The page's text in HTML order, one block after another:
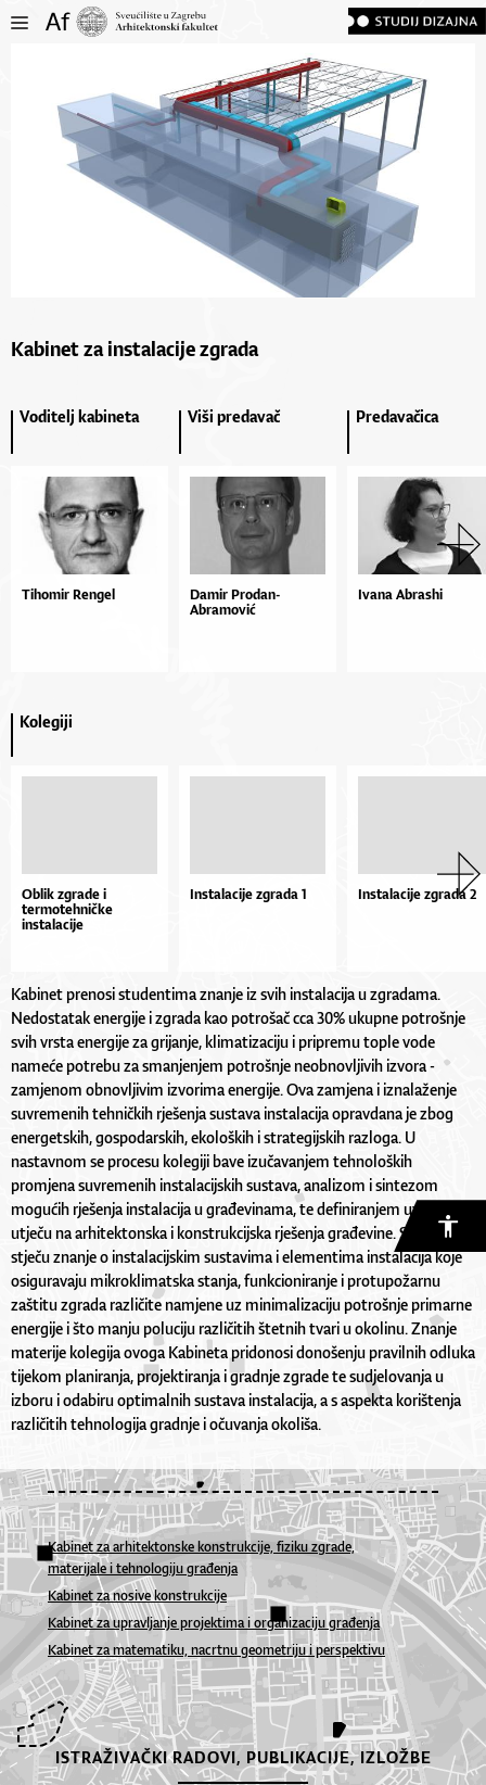
Kabinet za instalacije zgrada
Voditelj kabineta
Tihomir Rengel
Viši predavač
Damir Prodan-
Abramović
Predavačica
Ivana Abrashi
Kolegiji
Oblik zgrade i
termotehničke
instalacije
Instalacije zgrada 1 Instalacije zgrada 2
Kabinet prenosi studentima znanje iz svih instalacija u zgradama.
Nedostatak energije i zgrada kao potrošač cca 30% ukupne potrošnje
svih vrsta energije za grijanje, klimatizaciju i pripremu tople vode
nameće potrebu za smanjenjem potrošnje neobnovljivih izvora -
zamjenom obnovljivim izvorima energije. Ova zamjena i iznalaženje
suvremenih tehničkih rješenja sustava instalacija opravdana je zbog
energetskih, gospodarskih, ekoloških i strategijskih razloga. U
nastavnom se procesu kolegiji bave izučavanjem tehnoloških
promjena suvremenih instalacijskih sustava, analizom i sintezom
mogućih rješenja instalacija u građevinama, te definiranjem uvjeta koji
utječu na arhitektonska i konstrukcijska rješenja građevine. Studenti
stječu znanje o instalacijskim sustavima i elementima instalacija koje
osiguravaju mikroklimatska stanja, funkcioniranje i protupožarnu
zaštitu zgrada različite namjene uz minimalizaciju potrošnje primarne
energije i što manju poluciju različitih štetnih tvari u okolinu. Znanje
materije kolegija ovoga Kabineta pridonosi donošenju pravilnih odluka
tijekom planiranja, projektiranja i gradnje zgrade te sudjelovanja u
izboru i odabiru optimalnih sustava instalacija, a s aspekta korištenja
različitih tehnologija gradnje i očuvanja okoliša.
Kabinet za arhitektonske konstrukcije, fiziku zgrade,
materijale i tehnologiju građenja
Kabinet za nosive konstrukcije
Kabinet za upravljanje projektima i organizaciju građenja
Kabinet za matematiku, nacrtnu geometriju i perspektivu
ISTRAŽIVAČKI RADOVI, PUBLIKACIJE, IZLOŽBE